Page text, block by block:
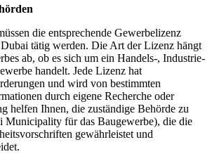
die entsprechende Gewerbelizenz
tätig werden. Die Art der Lizenz hängt
ab, ob es sich um ein Handels-, Industrie-
handelt. Jede Lizenz hat
und wird von bestimmten
durch eigene Recherche oder
helfen Ihnen, die zuständige Behörde zu
Municipality für das Baugewerbe), die die
gewährleistet und